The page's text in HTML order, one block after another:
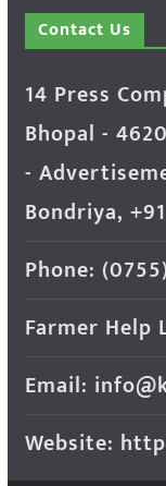
Contact Us
14 Press
Bhopal -
-
Bondriya,
Phone:
Farmer Help
Email:
Website: